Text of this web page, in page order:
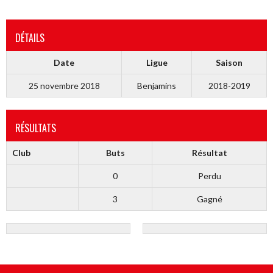
DÉTAILS
Date Ligue Saison
25 novembre 2018 Benjamins 2018-2019
RÉSULTATS
Club Buts Résultat
0 Perdu
3 Gagné